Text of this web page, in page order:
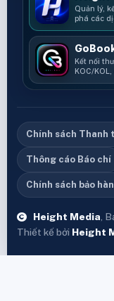
Quản lý,
phá các
Kết nối
KOC/KOL,
Chính sách Thanh
Thông cáo Báo chí
Chính sách bảo
Height Media ,
Thiết kế bởi Height